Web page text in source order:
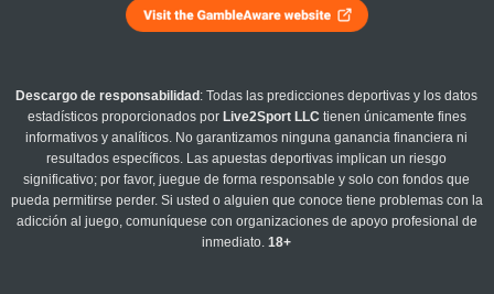
Descargo de responsabilidad : Todas las predicciones deportivas y los datos
estadísticos proporcionados por Live2Sport LLC tienen únicamente fines
informativos y analíticos. No garantizamos ninguna ganancia financiera ni
resultados específicos. Las apuestas deportivas implican un riesgo
significativo; por favor, juegue de forma responsable y solo con fondos que
pueda permitirse perder. Si usted o alguien que conoce tiene problemas con la
adicción al juego, comuníquese con organizaciones de apoyo profesional de
inmediato.18+